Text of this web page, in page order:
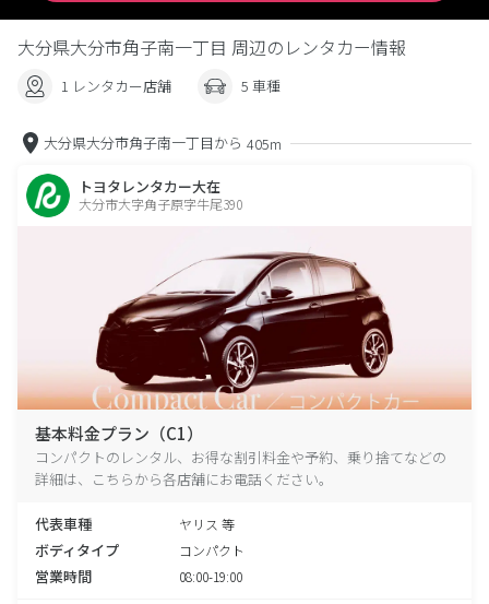
大分県大分市角子南一丁目 周辺のレンタカー情報
1 レンタカー店舗 5 車種
大分県大分市角子南一丁目から 405m
トヨタレンタカー大在
大分市大字角子原字牛尾390
基本料金プラン（C1）
コンパクトのレンタル、お得な割引料金や予約、乗り捨てなどの
詳細は、こちらから各店舗にお電話ください。
代表車種 ヤリス 等
ボディタイプ コンパクト
営業時間 08:00-19:00